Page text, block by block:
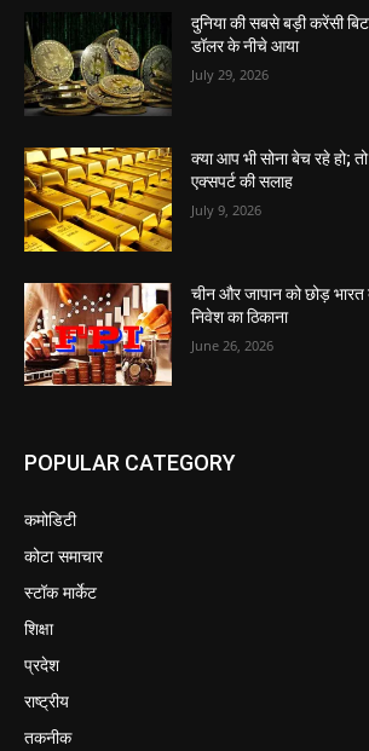
दुनिया की सबसे बड़ी करेंसी
डॉलर के नीचे आया
July 29, 2026
क्या आप भी सोना बेच रहे हो;
एक्सपर्ट की सलाह
July 9, 2026
चीन और जापान को छोड़ भारत
निवेश का ठिकाना
June 26, 2026
POPULAR CATEGORY
कमोडिटी
कोटा समाचार
स्टॉक मार्केट
शिक्षा
प्रदेश
राष्ट्रीय
तकनीक